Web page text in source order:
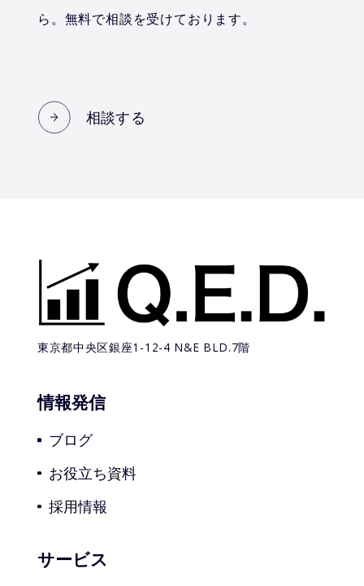
ら。無料で相談を受けております。
相談する
東京都中央区銀座1-12-4 N&E BLD.7階
情報発信
ブログ
お役立ち資料
採用情報
サービス